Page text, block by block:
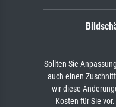
Sollten Sie
auch einen
wir diese
Kosten für Sie